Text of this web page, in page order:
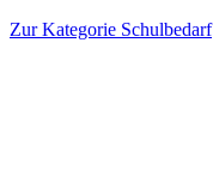
Zur Kategorie Schulbedarf